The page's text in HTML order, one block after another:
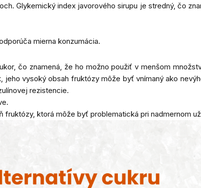
Glykemický index javorového sirupu je stredný, čo
mierna konzumácia.
čo znamená, že ho možno použiť v menšom
vysoký obsah fruktózy môže byť vnímaný ako
rezistencie.
ktorá môže byť problematická pri nadmernom